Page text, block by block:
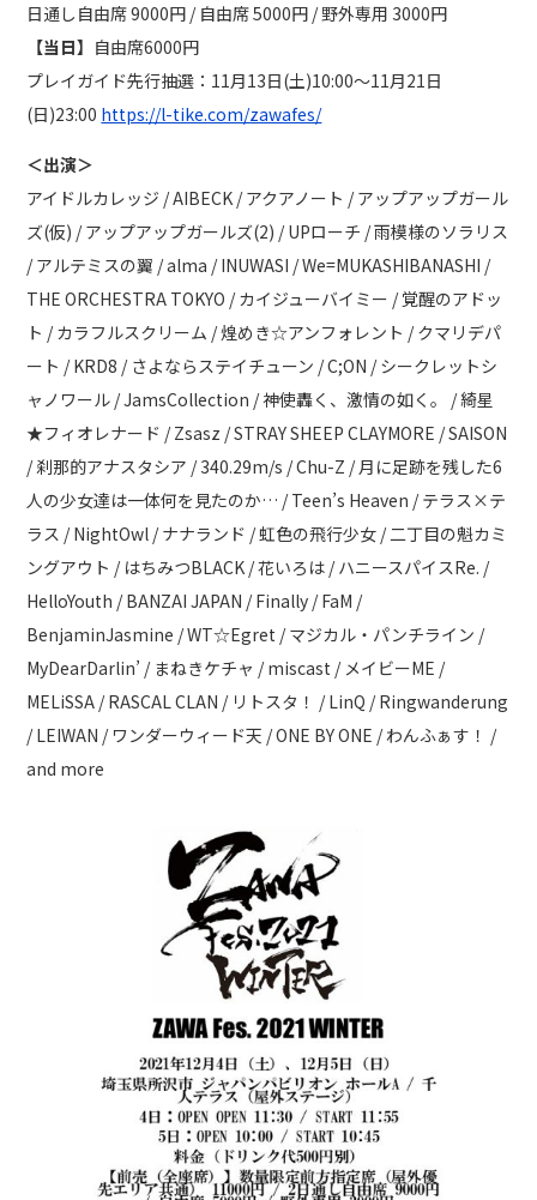
日通し自由席 9000円 / 自由席 5000円 / 野外専用 3000円
【当日】 自由席6000円
プレイガイド先行抽選：11月13日(土)10:00～11月21日
(日)23:00 https://l-tike.com/zawafes/
＜出演＞
アイドルカレッジ / AIBECK / アクアノート / アップアップガール
ズ(仮) / アップアップガールズ(2) / UPローチ / 雨模様のソラリス
/ アルテミスの翼 / alma / INUWASI / We=MUKASHIBANASHI /
THE ORCHESTRA TOKYO / カイジューバイミー / 覚醒のアドッ
ト / カラフルスクリーム / 煌めき☆アンフォレント / クマリデパ
ート / KRD8 / さよならステイチューン / C;ON / シークレットシ
ャノワール / JamsCollection / 神使轟く、激情の如く。 / 綺星
★フィオレナード / Zsasz / STRAY SHEEP CLAYMORE / SAISON
/ 刹那的アナスタシア / 340.29m/s / Chu-Z / 月に足跡を残した6
人の少女達は一体何を見たのか… / Teen’s Heaven / テラス×テ
ラス / NightOwl / ナナランド / 虹色の飛行少女 / 二丁目の魁カミ
ングアウト / はちみつBLACK / 花いろは / ハニースパイスRe. /
HelloYouth / BANZAI JAPAN / Finally / FaM /
BenjaminJasmine / WT☆Egret / マジカル・パンチライン /
MyDearDarlin’ / まねきケチャ / miscast / メイビーME /
MELiSSA / RASCAL CLAN / リトスタ！ / LinQ / Ringwanderung
/ LEIWAN / ワンダーウィード天 / ONE BY ONE / わんふぁす！ /
and more